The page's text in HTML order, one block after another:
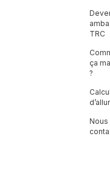
TRC
ça
?
Nous